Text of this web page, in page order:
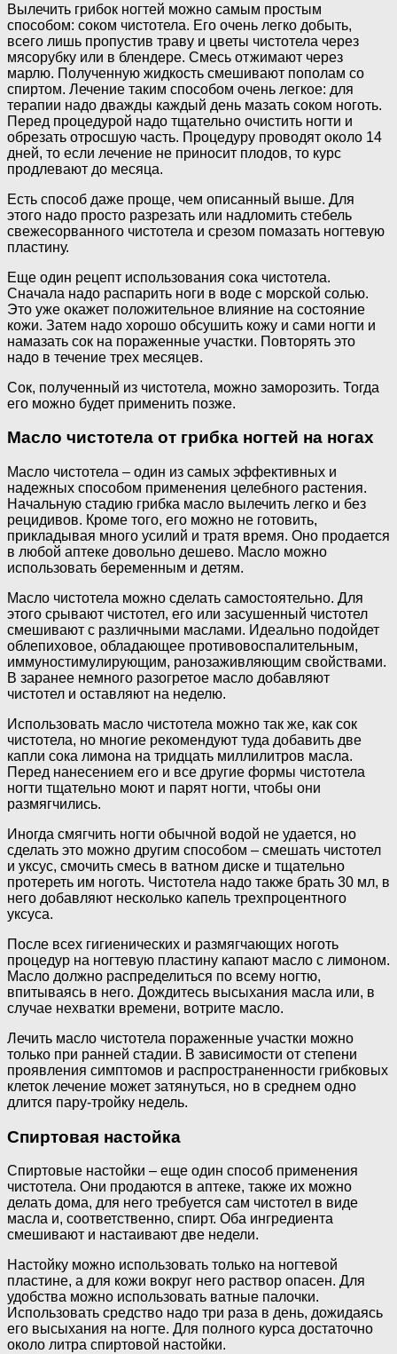
Вылечить грибок ногтей можно самым простым
способом: соком чистотела. Его очень легко добыть,
всего лишь пропустив траву и цветы чистотела через
мясорубку или в блендере. Смесь отжимают через
марлю. Полученную жидкость смешивают пополам со
спиртом. Лечение таким способом очень легкое: для
терапии надо дважды каждый день мазать соком ноготь.
Перед процедурой надо тщательно очистить ногти и
обрезать отросшую часть. Процедуру проводят около 14
дней, то если лечение не приносит плодов, то курс
продлевают до месяца.
Есть способ даже проще, чем описанный выше. Для
этого надо просто разрезать или надломить стебель
свежесорванного чистотела и срезом помазать ногтевую
пластину.
Еще один рецепт использования сока чистотела.
Сначала надо распарить ноги в воде с морской солью.
Это уже окажет положительное влияние на состояние
кожи. Затем надо хорошо обсушить кожу и сами ногти и
намазать сок на пораженные участки. Повторять это
надо в течение трех месяцев.
Сок, полученный из чистотела, можно заморозить. Тогда
его можно будет применить позже.
Масло чистотела от грибка ногтей на ногах
Масло чистотела – один из самых эффективных и
надежных способом применения целебного растения.
Начальную стадию грибка масло вылечить легко и без
рецидивов. Кроме того, его можно не готовить,
прикладывая много усилий и тратя время. Оно продается
в любой аптеке довольно дешево. Масло можно
использовать беременным и детям.
Масло чистотела можно сделать самостоятельно. Для
этого срывают чистотел, его или засушенный чистотел
смешивают с различными маслами. Идеально подойдет
облепиховое, обладающее противовоспалительным,
иммуностимулирующим, ранозаживляющим свойствами.
В заранее немного разогретое масло добавляют
чистотел и оставляют на неделю.
Использовать масло чистотела можно так же, как сок
чистотела, но многие рекомендуют туда добавить две
капли сока лимона на тридцать миллилитров масла.
Перед нанесением его и все другие формы чистотела
ногти тщательно моют и парят ногти, чтобы они
размягчились.
Иногда смягчить ногти обычной водой не удается, но
сделать это можно другим способом – смешать чистотел
и уксус, смочить смесь в ватном диске и тщательно
протереть им ноготь. Чистотела надо также брать 30 мл, в
него добавляют несколько капель трехпроцентного
уксуса.
После всех гигиенических и размягчающих ноготь
процедур на ногтевую пластину капают масло с лимоном.
Масло должно распределиться по всему ногтю,
впитываясь в него. Дождитесь высыхания масла или, в
случае нехватки времени, вотрите масло.
Лечить масло чистотела пораженные участки можно
только при ранней стадии. В зависимости от степени
проявления симптомов и распространенности грибковых
клеток лечение может затянуться, но в среднем одно
длится пару-тройку недель.
Спиртовая настойка
Спиртовые настойки – еще один способ применения
чистотела. Они продаются в аптеке, также их можно
делать дома, для него требуется сам чистотел в виде
масла и, соответственно, спирт. Оба ингредиента
смешивают и настаивают две недели.
Настойку можно использовать только на ногтевой
пластине, а для кожи вокруг него раствор опасен. Для
удобства можно использовать ватные палочки.
Использовать средство надо три раза в день, дожидаясь
его высыхания на ногте. Для полного курса достаточно
около литра спиртовой настойки.